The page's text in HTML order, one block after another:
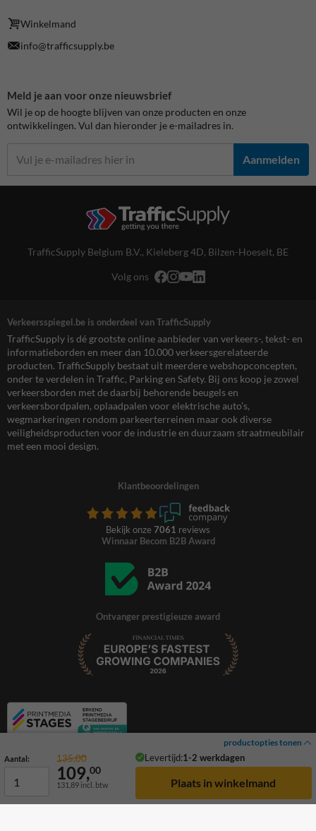
productopties tonen
Aantal: 135,00 Levertijd:1-2 werkdagen
109,00
131,89 incl. btw
Winkelmand
info@trafficsupply.be
Meld je aan voor onze nieuwsbrief
Wil je op de hoogte blijven van onze producten en onze
ontwikkelingen. Vul dan hieronder je e-mailadres in.
Aanmelden
TrafficSupply Belgium B.V., Kieleberg 4D, Bilzen-Hoeselt, BE
Volg ons
Verkeersspiegel.be is onderdeel van TrafficSupply
TrafficSupply is dé grootste online aanbieder van verkeers-, tekst- en
informatieborden en meer dan 10.000 verkeersgerelateerde
producten. TrafficSupply bestaat uit meerdere webshopconcepten,
onder te verdelen in Traffic, Parking en Safety. Bij ons koop je zowel
verkeersborden met de daarbij behorende beugels en
verkeersbordpalen, oplaadpalen voor elektrische auto’s,
wegmarkeringen rondom parkeerterreinen maar ook diverse
veiligheidsproducten voor de industrie en duurzaam straatmeubilair
met een mooi design.
Klantbeoordelingen
Bekijk onze 7061 reviews
Winnaar Becom B2B Award
Ontvanger prestigieuze award
© 2026 TrafficSupply. Alle rechten voorbehouden.